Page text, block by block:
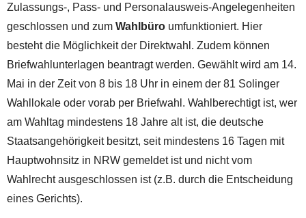
Zulassungs-, Pass- und Personalausweis-Angelegenheiten
geschlossen und zum Wahlbüro umfunktioniert. Hier
besteht die Möglichkeit der Direktwahl. Zudem können
Briefwahlunterlagen beantragt werden. Gewählt wird am 14.
Mai in der Zeit von 8 bis 18 Uhr in einem der 81 Solinger
Wahllokale oder vorab per Briefwahl. Wahlberechtigt ist, wer
am Wahltag mindestens 18 Jahre alt ist, die deutsche
Staatsangehörigkeit besitzt, seit mindestens 16 Tagen mit
Hauptwohnsitz in NRW gemeldet ist und nicht vom
Wahlrecht ausgeschlossen ist (z.B. durch die Entscheidung
eines Gerichts).